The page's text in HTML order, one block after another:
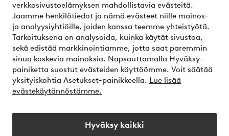
verkkosivustoelämyksen mahdollistavia evästeitä.
Jaamme henkilötiedot ja nämä evästeet niille mainos-
ja analyysiyhtiöille, joiden kanssa teemme yhteistyötä.
Tarkoituksena on analysoida, kuinka käytät sivustoa,
sekä edistää markkinointiamme, jotta saat paremmin
sinua koskevia mainoksia. Napsauttamalla Hyväksy-
painiketta suostut evästeiden käyttöömme. Voit säätää
yksityiskohtia Asetukset-painikkeella. Lue lisää
evästekäytännöstämme.
Hyväksy kaikki
Turvalliset maksut – maksa nyt tai erissä
Haluatko tietää lisää maksuvaihtoehdoistamme?
elpy